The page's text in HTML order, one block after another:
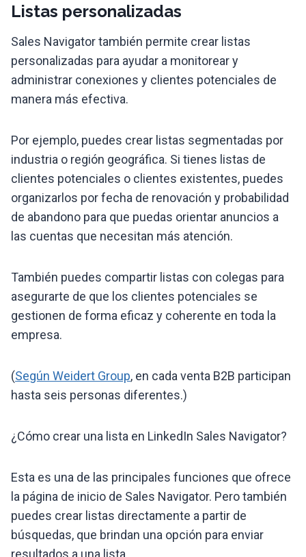
Listas personalizadas
Sales Navigator también permite crear listas
personalizadas para ayudar a monitorear y
administrar conexiones y clientes potenciales de
manera más efectiva.
Por ejemplo, puedes crear listas segmentadas por
industria o región geográfica. Si tienes listas de
clientes potenciales o clientes existentes, puedes
organizarlos por fecha de renovación y probabilidad
de abandono para que puedas orientar anuncios a
las cuentas que necesitan más atención.
También puedes compartir listas con colegas para
asegurarte de que los clientes potenciales se
gestionen de forma eficaz y coherente en toda la
empresa.
(Según Weidert Group, en cada venta B2B participan
hasta seis personas diferentes.)
¿Cómo crear una lista en LinkedIn Sales Navigator?
Esta es una de las principales funciones que ofrece
la página de inicio de Sales Navigator. Pero también
puedes crear listas directamente a partir de
búsquedas, que brindan una opción para enviar
resultados a una lista.